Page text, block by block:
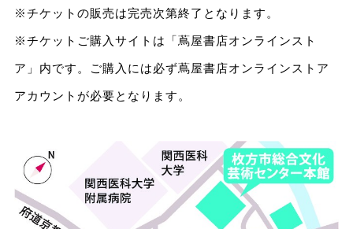
※チケットの販売は完売次第終了となります。
※チケットご購入サイトは「蔦屋書店オンラインスト
ア」内です。ご購入には必ず蔦屋書店オンラインストア
アカウントが必要となります。